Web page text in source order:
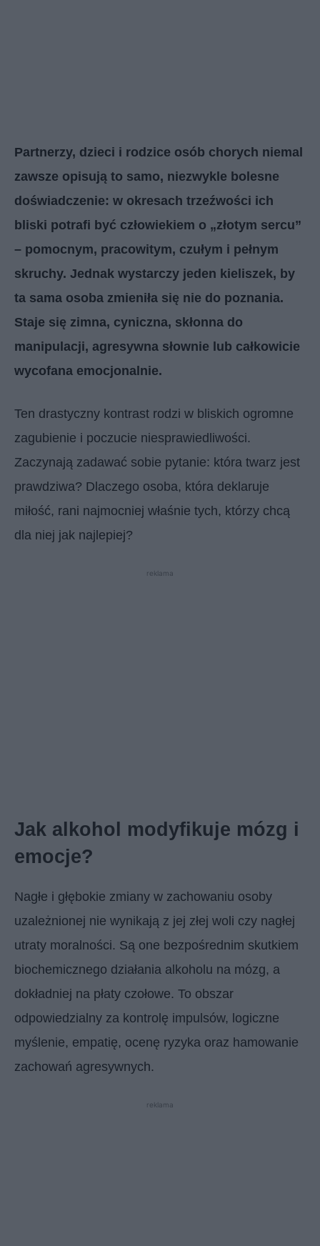
Partnerzy, dzieci i rodzice osób chorych niemal
zawsze opisują to samo, niezwykle bolesne
doświadczenie: w okresach trzeźwości ich
bliski potrafi być człowiekiem o „złotym sercu”
– pomocnym, pracowitym, czułym i pełnym
skruchy. Jednak wystarczy jeden kieliszek, by
ta sama osoba zmieniła się nie do poznania.
Staje się zimna, cyniczna, skłonna do
manipulacji, agresywna słownie lub całkowicie
wycofana emocjonalnie.
Ten drastyczny kontrast rodzi w bliskich ogromne
zagubienie i poczucie niesprawiedliwości.
Zaczynają zadawać sobie pytanie: która twarz jest
prawdziwa? Dlaczego osoba, która deklaruje
miłość, rani najmocniej właśnie tych, którzy chcą
dla niej jak najlepiej?
reklama
Jak alkohol modyfikuje mózg i
emocje?
Nagłe i głębokie zmiany w zachowaniu osoby
uzależnionej nie wynikają z jej złej woli czy nagłej
utraty moralności. Są one bezpośrednim skutkiem
biochemicznego działania alkoholu na mózg, a
dokładniej na płaty czołowe. To obszar
odpowiedzialny za kontrolę impulsów, logiczne
myślenie, empatię, ocenę ryzyka oraz hamowanie
zachowań agresywnych.
reklama